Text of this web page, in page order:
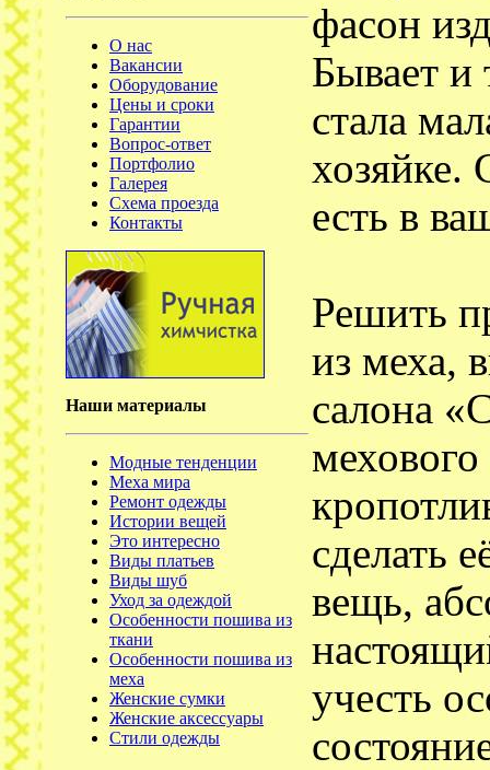
О нас
Вакансии
Оборудование
Цены и сроки
Гарантии
Вопрос-ответ
Портфолио
Галерея
Схема проезда
Контакты
Наши материалы
Модные тенденции
Меха мира
Ремонт одежды
Истории вещей
Это интересно
Виды платьев
Виды шуб
Уход за одеждой
Особенности пошива из
ткани
Особенности пошива из
меха
Женские сумки
Женские аксессуары
Стили одежды
фасон
Бывает и
стала
хозяйке.
есть в
Решить
из меха,
салона
сделать
вещь,
учесть